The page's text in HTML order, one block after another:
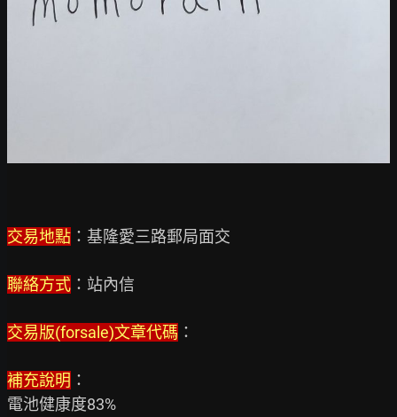
交易地點 ：基隆愛三路郵局面交
聯絡方式 ：站內信
交易版(forsale)文章代碼 ：
補充說明 ：
電池健康度83%